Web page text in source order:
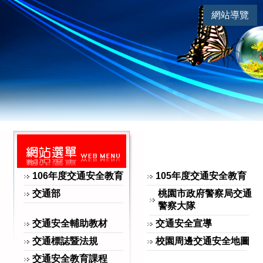
網站導覽
交通安全 | 國道反霸凌運動-讓
網站選單106年度交通安全教育
105年度交通安全教育
交通部
桃園市政府警察局交通
警察大隊
交通安全輔助教材
交通安全宣導
交通標誌暨法規
校園周邊交通安全地圖
交通安全教育課程